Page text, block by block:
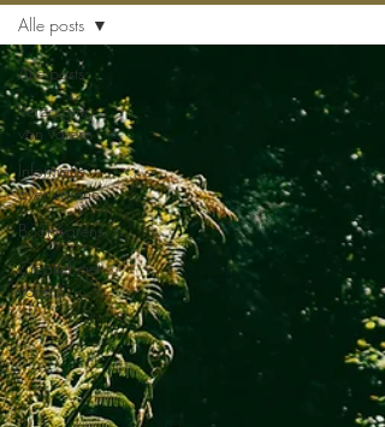
Alle posts
Verzorging
van varens
Informatie
over varens
Boomvarens
Creatief met
varens
Alle posts